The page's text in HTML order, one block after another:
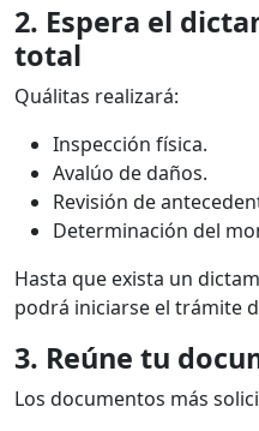
2. Espera el
total
Quálitas realizará:
Inspección física.
Avalúo de daños.
Revisión de
Determinación del
Hasta que exista un
podrá iniciarse el trámite
3. Reúne tu
Los documentos más